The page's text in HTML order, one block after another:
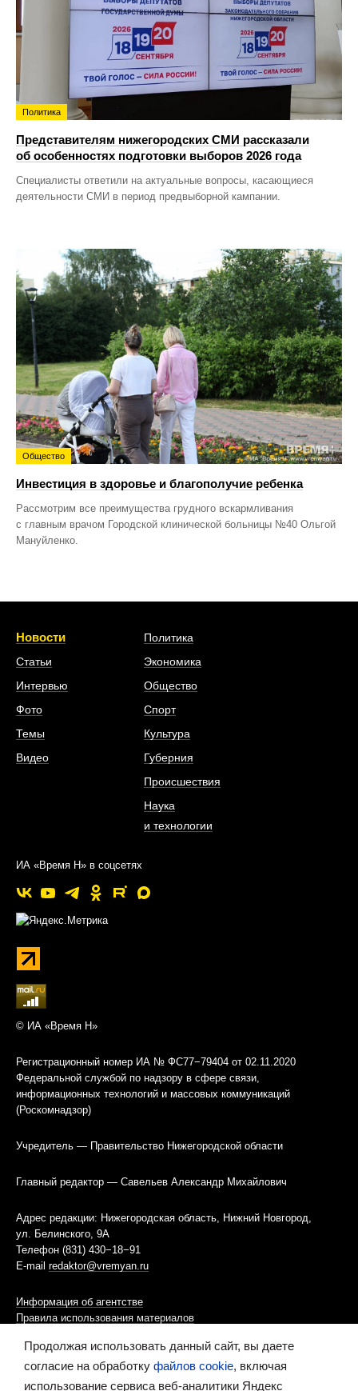
Политика
Представителям нижегородских СМИ рассказали
об особенностях подготовки выборов 2026 года
Специалисты ответили на актуальные вопросы, касающиеся
деятельности СМИ в период предвыборной кампании.
Общество
Инвестиция в здоровье и благополучие ребенка
Рассмотрим все преимущества грудного вскармливания
с главным врачом Городской клинической больницы №40 Ольгой
Мануйленко.
Новости
Статьи
Интервью
Фото
Темы
Видео
Политика
Экономика
Общество
Спорт
Культура
Губерния
Происшествия
Наука
и технологии
ИА «Время Н» в соцсетях
© ИА «Время Н»
Регистрационный номер ИА № ФС77−79404 от 02.11.2020
Федеральной службой по надзору в сфере связи,
информационных технологий и массовых коммуникаций
(Роскомнадзор)
Учредитель — Правительство Нижегородской области
Главный редактор — Савельев Александр Михайлович
Адрес редакции: Нижегородская область, Нижний Новгород,
ул. Белинского, 9А
Телефон (831) 430−18−91
E-mail redaktor@vremyan.ru
Информация об агентстве
Правила использования материалов
Информационная политика использования «cookies»-файлов
Продолжая использовать данный сайт, вы даете
согласие на обработку файлов cookie, включая
использование сервиса веб-аналитики Яндекс